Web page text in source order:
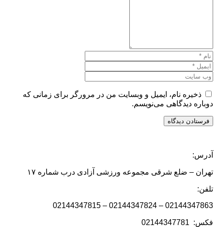
ذخیره نام، ایمیل و وبسایت من در مرورگر برای زمانی که
دوباره دیدگاهی می‌نویسم.
آدرس:
تهران – ضلع شرقی مجموعه ورزشی آزادی درب شماره ۱۷
تلفن:
02144347863 – 02144347824 – 02144347815
فکس: 02144347781